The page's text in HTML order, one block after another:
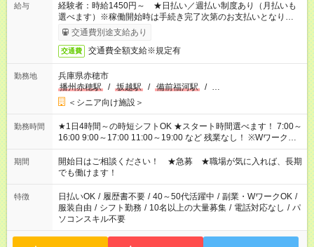
給与
経験者：時給1450円～ ★日払い／週払い制度あり（月払いも
選べます）※稼働開始時は手続き完了次第のお支払いとなりま
す。交通費別途支給あり
交通費 交通費全額支給※規定有
勤務地
兵庫県赤穂市
播州赤穂駅
/ 坂越駅 / 備前福河駅 / …
＜シニア向け施設＞
勤務時間
★1日4時間～の時短シフトOK ★スタート時間選べます！ 7:00～
16:00 9:00～17:00 11:00～19:00 など 残業なし！ ※Wワークの
場合、他のお仕事と合わせ週40時間超の就業はご案内できませ
ん ※法令に基づき、週20時間以上勤務は社会保険への加入対象
となります ※労働者派遣法（日雇い派遣の原則禁止）により、
短時間・短期間の就業はご案内が難しい場合があります
期間
開始日はご相談ください！ ★急募 ★職場が気に入れば、長期
でも働けます！
特徴 日払いOK / 履歴書不要 / 40～50代活躍中 / 副業・WワークOK /
服装自由 / シフト勤務 / 10名以上の大量募集 / 電話対応なし / パ
ソコンスキル不要